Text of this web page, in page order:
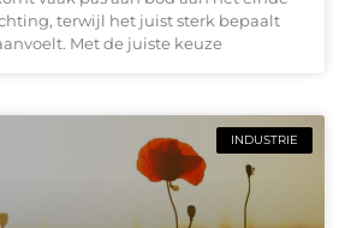
terwijl het juist sterk bepaalt
Met de juiste keuze
INDUSTRIE